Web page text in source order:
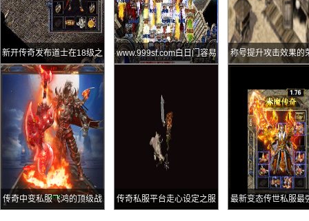
新开传奇发布道士在18级之
前的辛酸升级方式像战士一
样去战斗
www.999sf.com白日门容易 称号提升攻击效果的
传奇中变私服飞鸿的顶级战 传奇私服平台走心设定之服 最新变态传世私服最